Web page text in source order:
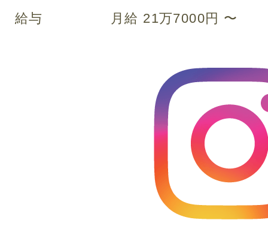
給与 月給 21万7000円 〜